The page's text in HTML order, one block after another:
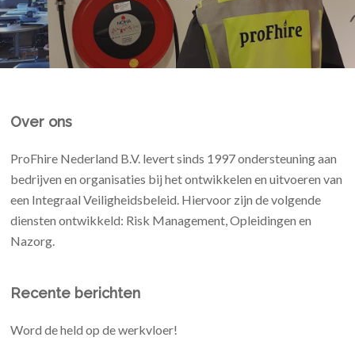
Over ons
ProFhire Nederland B.V. levert sinds 1997 ondersteuning aan
bedrijven en organisaties bij het ontwikkelen en uitvoeren van
een Integraal Veiligheidsbeleid. Hiervoor zijn de volgende
diensten ontwikkeld: Risk Management, Opleidingen en
Nazorg.
Recente berichten
Word de held op de werkvloer!